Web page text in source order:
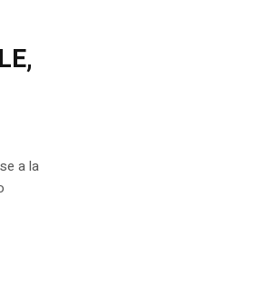
a la